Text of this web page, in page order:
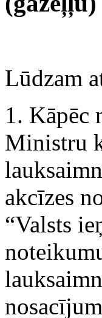
Lūdzam
1. Kāpēc
Ministru
akcīzes
“Valsts